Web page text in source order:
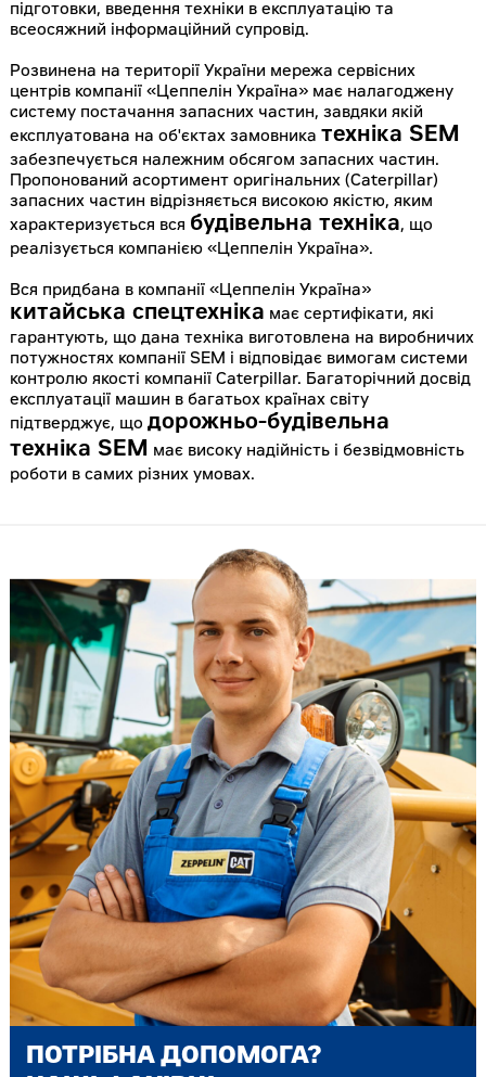
підготовки, введення техніки в експлуатацію та
всеосяжний інформаційний супровід.
Розвинена на території України мережа сервісних
центрів компанії «Цеппелін Україна» має налагоджену
систему постачання запасних частин, завдяки якій
експлуатована на об'єктах замовника техніка SEM
забезпечується належним обсягом запасних частин.
Пропонований асортимент оригінальних (Caterpillar)
запасних частин відрізняється високою якістю, яким
характеризується вся будівельна техніка, що
реалізується компанією «Цеппелін Україна».
Вся придбана в компанії «Цеппелін Україна»
китайська спецтехніка має сертифікати, які
гарантують, що дана техніка виготовлена ​​на виробничих
потужностях компанії SEM і відповідає вимогам системи
контролю якості компанії Caterpillar. Багаторічний досвід
експлуатації машин в багатьох країнах світу
підтверджує, що дорожньо-будівельна
техніка SEM має високу надійність і безвідмовність
роботи в самих різних умовах.
ПОТРІБНА ДОПОМОГА?